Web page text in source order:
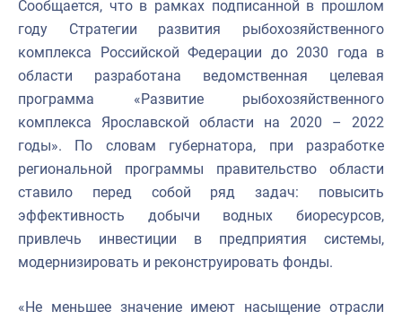
Сообщается, что в рамках подписанной в прошлом
году Стратегии развития рыбохозяйственного
комплекса Российской Федерации до 2030 года в
области разработана ведомственная целевая
программа «Развитие рыбохозяйственного
комплекса Ярославской области на 2020 – 2022
годы». По словам губернатора, при разработке
региональной программы правительство области
ставило перед собой ряд задач: повысить
эффективность добычи водных биоресурсов,
привлечь инвестиции в предприятия системы,
модернизировать и реконструировать фонды.
«Не меньшее значение имеют насыщение отрасли